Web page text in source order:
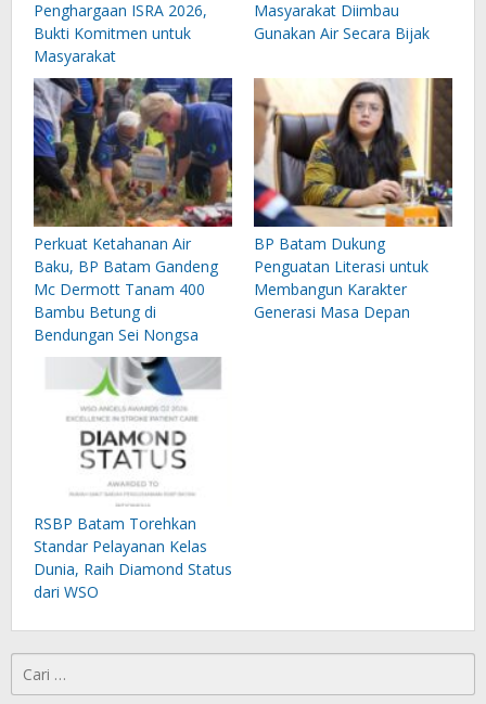
Penghargaan ISRA 2026,
Bukti Komitmen untuk
Masyarakat
Masyarakat Diimbau
Gunakan Air Secara Bijak
Perkuat Ketahanan Air
Baku, BP Batam Gandeng
Mc Dermott Tanam 400
Bambu Betung di
Bendungan Sei Nongsa
BP Batam Dukung
Penguatan Literasi untuk
Membangun Karakter
Generasi Masa Depan
RSBP Batam Torehkan
Standar Pelayanan Kelas
Dunia, Raih Diamond Status
dari WSO
untuk: